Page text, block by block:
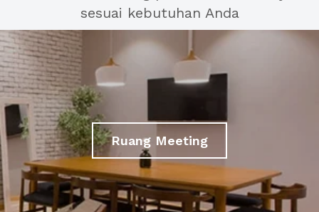
sesuai kebutuhan Anda
Ruang Meeting